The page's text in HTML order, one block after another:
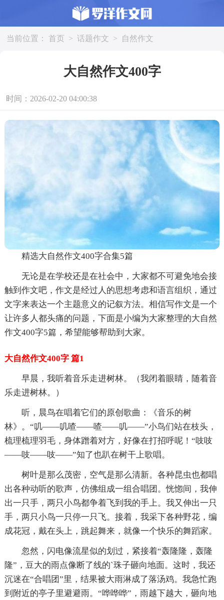
当前位置： 首页 > 话题作文 > 自然作文
大自然作文400字
时间：2026-02-20 04:00:38
精选大自然作文400字合集5篇
无论是在学校还是在社会中，大家都不可避免地会接
触到作文吧，作文是经过人的思想考虑和语言组织，通过
文字来表达一个主题意义的记叙方法。相信写作文是一个
让许多人都头痛的问题，下面是小编为大家整理的大自然
作文400字5篇，希望能够帮助到大家。
大自然作文400字 篇1
早晨，我听着音乐走进树林。（我闭着眼睛，随着音
乐走进树林。）
听，晨鸟在唱着它们的原创歌曲：《音乐的树
林》。“叽——叽喳——喳——叽——”小鸟们站在枝头，
梳理梳理羽毛，身体蹭着对方，好像在打招呼呢！“吱吱
——吱——吱——”知了也趴在树干上歌唱。
树叶是那么茂密，空气是那么清新。各种昆虫也都唱
出各种动听的歌声，仿佛组成一组合唱团。恍惚间，我伸
出一只手，两只小鸟都争着飞到我的手上。我又伸出一只
手，两只小鸟一只停一只飞。接着，我采下各种野花，编
成花冠，戴在头上，跳起舞来，就像一个快乐的舞蹈家。
忽然，闪电像流星似的划过，紧接着“轰隆隆，轰隆
隆”，豆大的雨点像断了线的`珠子砸向地面。这时，我还
沉迷在“合唱团”里，结果被大雨淋成了落汤鸡。我急忙跑
到附近的亭子里避避雨。“哗哗哗”，雨越下越大，砸向地